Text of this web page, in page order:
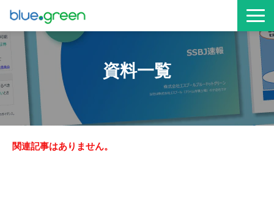
サービス資料
資料一覧
関連記事はありません。